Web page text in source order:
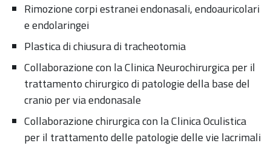
Rimozione corpi estranei endonasali, endoauricolari
e endolaringei
Plastica di chiusura di tracheotomia
Collaborazione con la Clinica Neurochirurgica per il
trattamento chirurgico di patologie della base del
cranio per via endonasale
Collaborazione chirurgica con la Clinica Oculistica
per il trattamento delle patologie delle vie lacrimali